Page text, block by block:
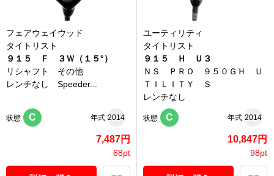
フェアウェイウッド
タイトリスト
９１５ Ｆ ３Ｗ（１５°）
リシャフト その他
レンチなし Speeder...
状態 C 年式 2014
7,487円
68pt
ユーティリティ
タイトリスト
９１５ Ｈ Ｕ３
ＮＳ ＰＲＯ ９５０ＧＨ Ｕ
ＴＩＬＩＴＹ Ｓ
レンチなし
状態 C 年式 2014
10,847円
98pt